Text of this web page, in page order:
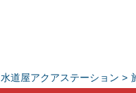
水道屋アクアステーション >